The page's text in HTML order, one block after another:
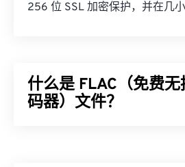
256 位 SSL 加密保护，并在几
什么是 FLAC（免费
码器）文件？